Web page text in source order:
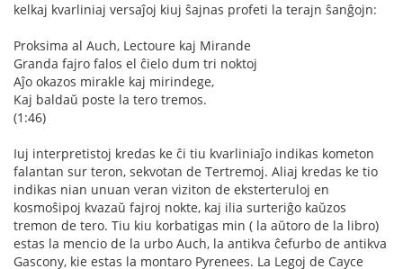
kelkaj kvarliniaj versaĵoj kiuj ŝajnas profeti la terajn ŝanĝojn:
Proksima al Auch, Lectoure kaj Mirande
Granda fajro falos el ĉielo dum tri noktoj
Aĵo okazos mirakle kaj mirindege,
Kaj baldaŭ poste la tero tremos.
(1:46)
Iuj interpretistoj kredas ke ĉi tiu kvarliniaĵo indikas kometon
falantan sur teron, sekvotan de Tertremoj. Aliaj kredas ke tio
indikas nian unuan veran viziton de eksterteruloj en
kosmoŝipoj kvazaŭ fajroj nokte, kaj ilia surteriĝo kaŭzos
tremon de tero. Tiu kiu korbatigas min ( la aŭtoro de la libro)
estas la mencio de la urbo Auch, la antikva ĉefurbo de antikva
Gascony, kie estas la montaro Pyrenees. La Legoj de Cayce